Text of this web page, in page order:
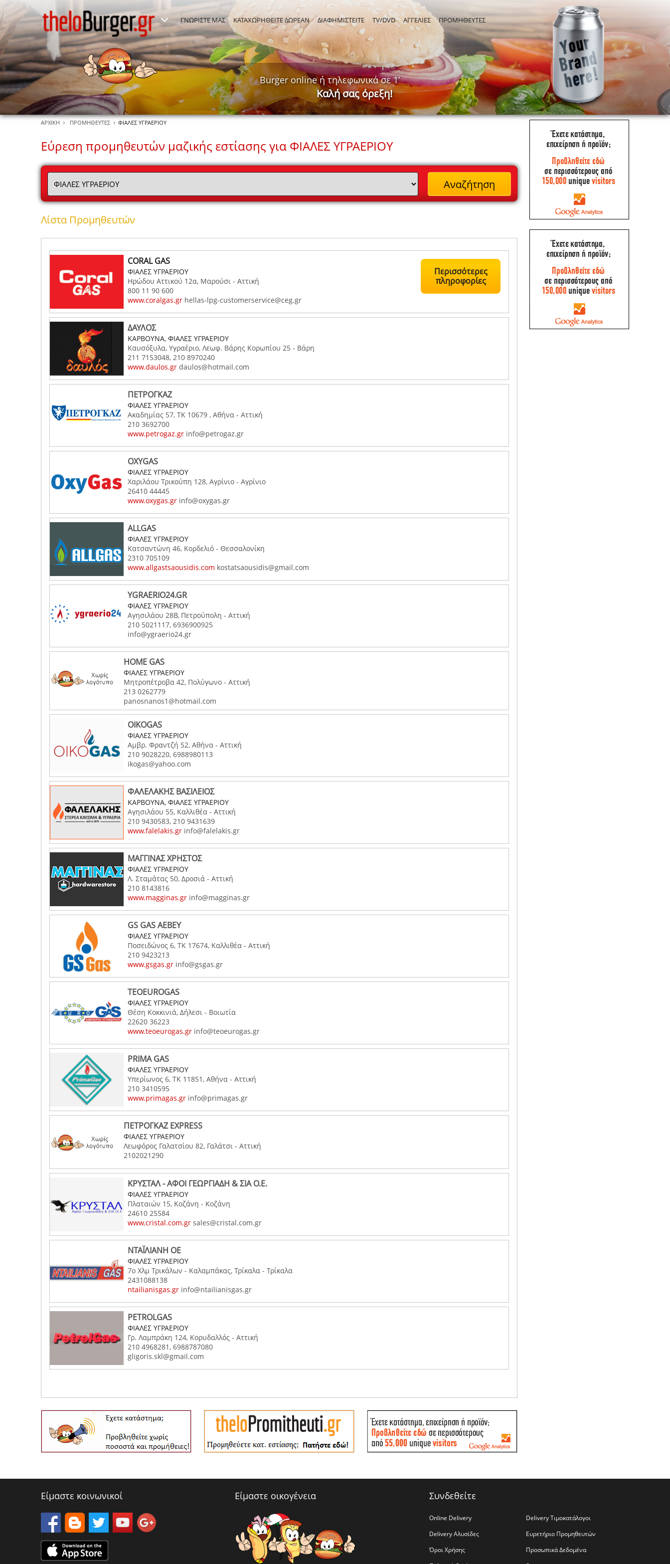
ΓΝΩΡΙΣΤΕ ΜΑΣ ΚΑΤΑΧΩΡΗΘΕΙΤΕ ΔΩΡΕΑΝ ΔΙΑΦΗΜΙΣΤΕΙΤΕ TV/DVD ΑΓΓΕΛΙΕΣ ΠΡΟΜΗΘΕΥΤΕΣ
Burger online ή τηλεφωνικά σε 1’
Καλή σας όρεξη!
ΑΡΧΙΚΗ ΠΡΟΜΗΘΕΥΤΕΣ ΦΙΑΛΕΣ ΥΓΡΑΕΡΙΟΥ
Εύρεση προμηθευτών μαζικής εστίασης για ΦΙΑΛΕΣ ΥΓΡΑΕΡΙΟΥ
Λίστα Προμηθευτών
CORAL GAS
ΦΙΑΛΕΣ ΥΓΡΑΕΡΙΟΥ
Ηρώδου Αττικού 12α, Μαρούσι - Αττική
800 11 90 600
www.coralgas.gr hellas-lpg-customerservice@ceg.gr
Περισσότερες
πληροφορίες
ΔΑΥΛΟΣ
ΚΑΡΒΟΥΝΑ, ΦΙΑΛΕΣ ΥΓΡΑΕΡΙΟΥ
Καυσόξυλα, Υγραέριο, Λεωφ. Βάρης Κορωπίου 25 - Βάρη
211 7153048, 210 8970240
www.daulos.gr daulos@hotmail.com
ΠΕΤΡΟΓΚΑΖ
ΦΙΑΛΕΣ ΥΓΡΑΕΡΙΟΥ
Ακαδημίας 57, ΤΚ 10679 , Αθήνα - Αττική
210 3692700
www.petrogaz.gr info@petrogaz.gr
OXYGAS
ΦΙΑΛΕΣ ΥΓΡΑΕΡΙΟΥ
Χαριλάου Τρικούπη 128, Αγρίνιο - Αγρίνιο
26410 44445
www.oxygas.gr info@oxygas.gr
ALLGAS
ΦΙΑΛΕΣ ΥΓΡΑΕΡΙΟΥ
Κατσαντώνη 46, Κορδελιό - Θεσσαλονίκη
2310 705109
www.allgastsaousidis.com kostatsaousidis@gmail.com
YGRAERIO24.GR
ΦΙΑΛΕΣ ΥΓΡΑΕΡΙΟΥ
Αγησιλάου 28Β, Πετρούπολη - Αττική
210 5021117, 6936900925
info@ygraerio24.gr
HOME GAS
ΦΙΑΛΕΣ ΥΓΡΑΕΡΙΟΥ
Μητροπέτροβα 42, Πολύγωνο - Αττική
213 0262779
panosnanos1@hotmail.com
OIKOGAS
ΦΙΑΛΕΣ ΥΓΡΑΕΡΙΟΥ
Αμβρ. Φραντζή 52, Αθήνα - Αττική
210 9028220, 6988980113
ikogas@yahoo.com
ΦΑΛΕΛΑΚΗΣ ΒΑΣΙΛΕΙΟΣ
ΚΑΡΒΟΥΝΑ, ΦΙΑΛΕΣ ΥΓΡΑΕΡΙΟΥ
Αγησιλάου 55, Καλλιθέα - Αττική
210 9430583, 210 9431639
www.falelakis.gr info@falelakis.gr
ΜΑΓΓΙΝΑΣ ΧΡΗΣΤΟΣ
ΦΙΑΛΕΣ ΥΓΡΑΕΡΙΟΥ
Λ. Σταμάτας 50, Δροσιά - Αττική
210 8143816
www.magginas.gr info@magginas.gr
GS GAS AEBEY
ΦΙΑΛΕΣ ΥΓΡΑΕΡΙΟΥ
Ποσειδώνος 6, ΤΚ 17674, Καλλιθέα - Αττική
210 9423213
www.gsgas.gr info@gsgas.gr
TEOEUROGAS
ΦΙΑΛΕΣ ΥΓΡΑΕΡΙΟΥ
Θέση Κοκκινιά, Δήλεσι - Βοιωτία
22620 36223
www.teoeurogas.gr info@teoeurogas.gr
PRIMA GAS
ΦΙΑΛΕΣ ΥΓΡΑΕΡΙΟΥ
Υπερίωνος 6, ΤΚ 11851, Αθήνα - Αττική
210 3410595
www.primagas.gr info@primagas.gr
ΠΕΤΡΟΓΚΑΖ EXPRESS
ΦΙΑΛΕΣ ΥΓΡΑΕΡΙΟΥ
Λεωφόρος Γαλατσίου 82, Γαλάτσι - Αττική
2102021290
ΚΡΥΣΤΑΛ - ΑΦΟΙ ΓΕΩΡΓΙΑΔΗ & ΣΙΑ Ο.Ε.
ΦΙΑΛΕΣ ΥΓΡΑΕΡΙΟΥ
Πλαταιών 15, Κοζάνη - Κοζάνη
24610 25584
www.cristal.com.gr sales@cristal.com.gr
ΝΤΑΪΛΙΑΝΗ ΟΕ
ΦΙΑΛΕΣ ΥΓΡΑΕΡΙΟΥ
7o Χλμ Τρικάλων - Καλαμπάκας, Τρίκαλα - Τρίκαλα
2431088138
ntailianisgas.gr info@ntailianisgas.gr
PETROLGAS
ΦΙΑΛΕΣ ΥΓΡΑΕΡΙΟΥ
Γρ. Λαμπράκη 124, Κορυδαλλός - Αττική
210 4968281, 6988787080
gligoris.skl@gmail.com
Είμαστε κοινωνικοί Είμαστε οικογένεια Συνδεθείτε
Online Delivery
Delivery Τιμοκατάλογοι
Delivery Αλυσίδες
Ευρετήριο Προμηθευτών
Όροι Χρήσης
Προσωπικά Δεδομένα